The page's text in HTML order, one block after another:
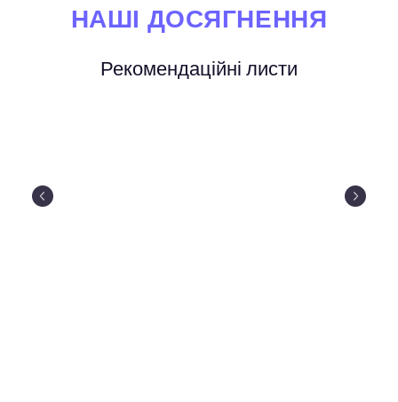
НАШІ ДОСЯГНЕННЯ
Рекомендаційні листи